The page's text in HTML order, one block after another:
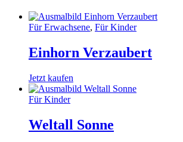
Für Erwachsene, Für Kinder
Einhorn Verzaubert
Jetzt kaufen
Für Kinder
Weltall Sonne